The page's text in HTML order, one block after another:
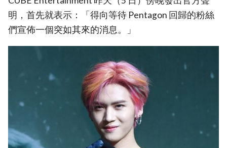
明，首先就表示：「得向等待 Pentagon 回歸的粉絲
們宣佈一個突如其來的消息。」